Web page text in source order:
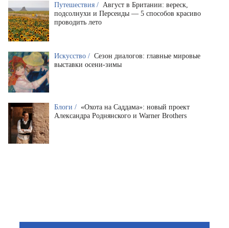
Путешествия / Август в Британии: вереск,
подсолнухи и Персеиды — 5 способов красиво
проводить лето
Искусство / Сезон диалогов: главные мировые
выставки осени-зимы
Блоги / «Охота на Саддама»: новый проект
Александра Роднянского и Warner Brothers